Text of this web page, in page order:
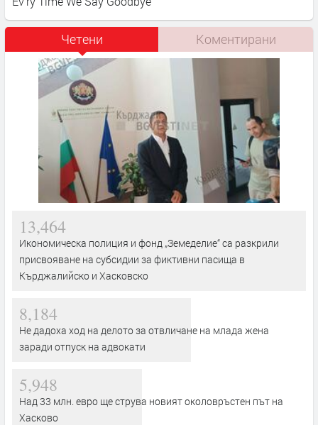
Четени Коментирани
13,464
Икономическа полиция и фонд „Земеделие“ са разкрили
присвояване на субсидии за фиктивни пасища в
Кърджалийско и Хасковско
8,184
Не дадоха ход на делото за отвличане на млада жена
заради отпуск на адвокати
5,948
Над 33 млн. евро ще струва новият околовръстен път на
Хасково